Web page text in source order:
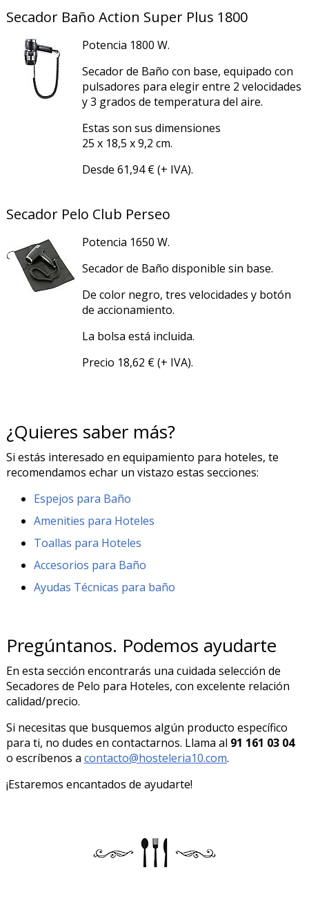
Secador Baño Action Super Plus 1800
Potencia 1800 W.
Secador de Baño con base, equipado con
pulsadores para elegir entre 2 velocidades
y 3 grados de temperatura del aire.
Estas son sus dimensiones
25 x 18,5 x 9,2 cm.
Desde 61,94 € (+ IVA).
Secador Pelo Club Perseo
Potencia 1650 W.
Secador de Baño disponible sin base.
De color negro, tres velocidades y botón
de accionamiento.
La bolsa está incluida.
Precio 18,62 € (+ IVA).
¿Quieres saber más?
Si estás interesado en equipamiento para hoteles, te
recomendamos echar un vistazo estas secciones:
Espejos para Baño
Amenities para Hoteles
Toallas para Hoteles
Accesorios para Baño
Ayudas Técnicas para baño
Pregúntanos. Podemos ayudarte
En esta sección encontrarás una cuidada selección de
Secadores de Pelo para Hoteles, con excelente relación
calidad/precio.
Si necesitas que busquemos algún producto específico
para ti, no dudes en contactarnos. Llama al 91 161 03 04
o escríbenos a contacto@hosteleria10.com.
¡Estaremos encantados de ayudarte!